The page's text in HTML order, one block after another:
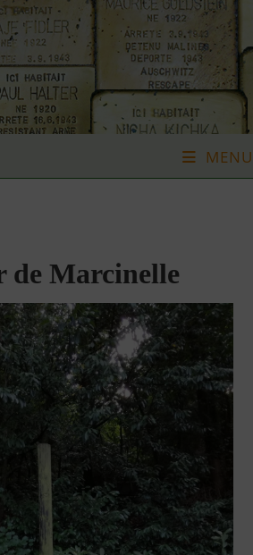
MENU
de Marcinelle